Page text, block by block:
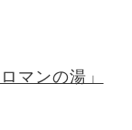
マンの湯」